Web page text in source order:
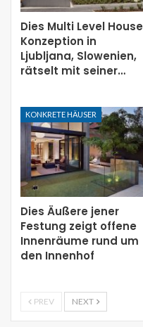
Dies Multi Level House
Konzeption in
Ljubljana, Slowenien,
rätselt mit seiner…
KONKRETE HÄUSER
Dies Äußere jener
Festung zeigt offene
Innenräume rund um
den Innenhof
PREV NEXT